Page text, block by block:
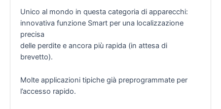
Unico al mondo in questa categoria di apparecchi:
innovativa funzione Smart per una localizzazione
precisa
delle perdite e ancora più rapida (in attesa di
brevetto).
Molte applicazioni tipiche già preprogrammate per
l’accesso rapido.